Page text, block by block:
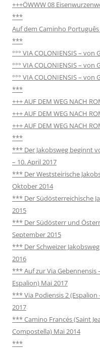
+++ÖWWW 08
***
Auf dem Caminho Português
***
°°° VIA COLONIENSIS –
°°° VIA COLONIENSIS – von
°°° VIA COLONIENSIS –
***
+++ AUF DEM WEG NACH
+++ AUF DEM WEG NACH
+++ AUF DEM WEG NACH
***
*** Der Jakobsweg beginnt
– 10. April 2017
*** Der Weststeirische
Oktober 2014
*** Der Südösterreichische
2015
*** Der Südösterr und
September 2015
*** Der Schweizer
2016
*** Auf zur Via Gebennensis
Espalion) Mai 2017
*** Via Podiensis 2 (Espalion
2017
*** Camino Francés (Saint
Compostella) Mai 2014
***